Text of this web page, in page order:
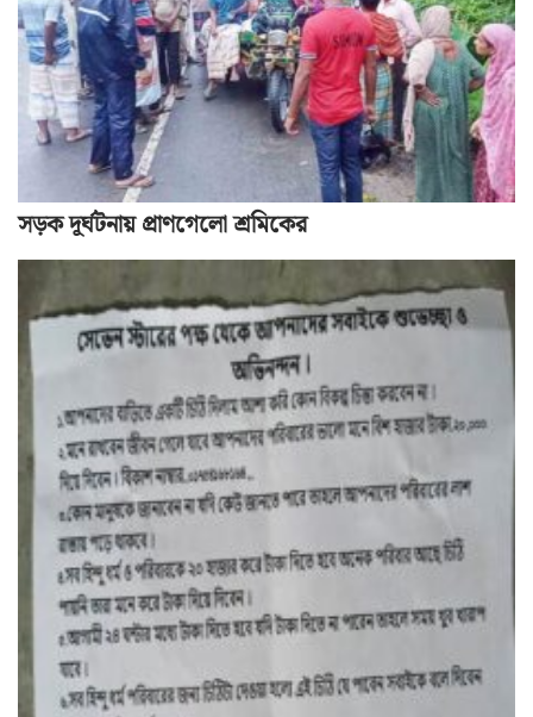
সড়ক দূর্ঘটনায় প্রাণগেলো শ্রমিকের